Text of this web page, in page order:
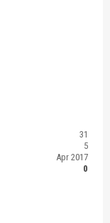
31
5
Apr 2017
0